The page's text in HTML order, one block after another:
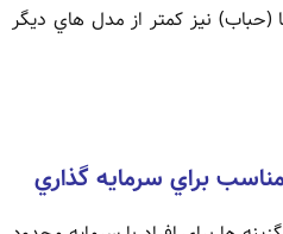
نيز کمتر از مدل هاي ديگر
براي سرمايه گذاري